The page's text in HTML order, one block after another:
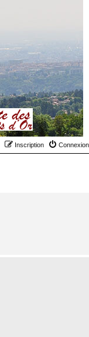
Connexion
Inscription